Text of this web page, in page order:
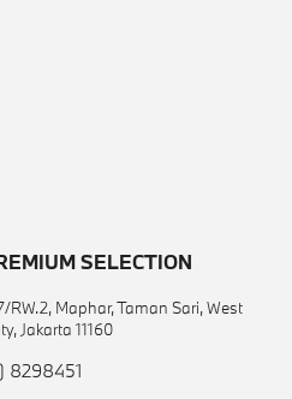
SELECTION
RW.2, Maphar, Taman Sari, West
Jakarta 11160
8298451